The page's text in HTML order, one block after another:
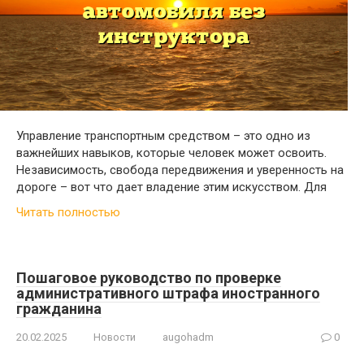
Управление транспортным средством – это одно из
важнейших навыков, которые человек может освоить.
Независимость, свобода передвижения и уверенность на
дороге – вот что дает владение этим искусством. Для
Читать полностью
Пошаговое руководство по проверке
административного штрафа иностранного
гражданина
20.02.2025 Новости augohadm 0